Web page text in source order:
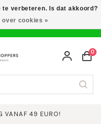
VANAF 49 EURO!
0
te verbeteren. Is dat akkoord?
over cookies »